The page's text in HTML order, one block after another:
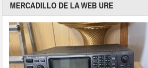
MERCADILLO DE LA WEB URE